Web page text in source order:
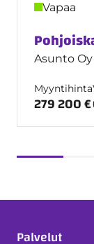
Vapaa
Asunto
Myyntihinta
279 200 €
Palvelut